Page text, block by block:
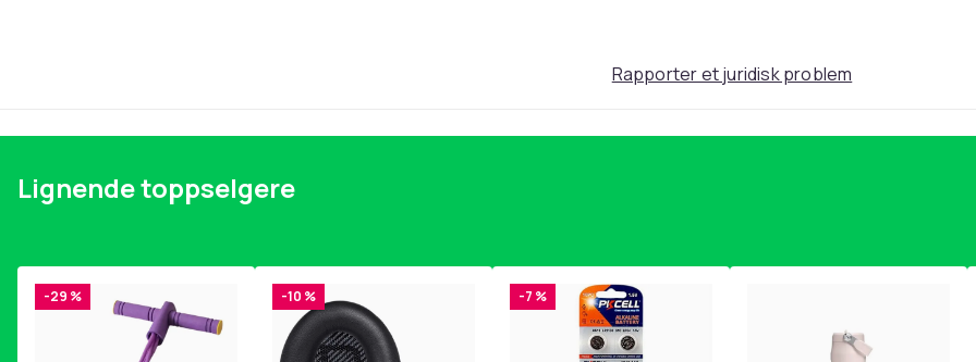
Rapporter et juridisk problem
Lignende toppselgere
-29 % -10 % -7 %